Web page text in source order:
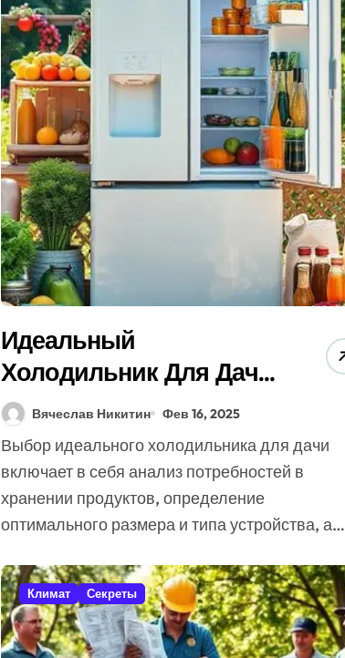
Идеальный
Холодильник Для Дачи:
Как Выбрать? (Советы
Эко-Энергосбережения)
Вячеслав Никитин Фев 16, 2025
Выбор идеального холодильника для дачи
включает в себя анализ потребностей в
хранении продуктов, определение
оптимального размера и типа устройства, а…
Климат Секреты